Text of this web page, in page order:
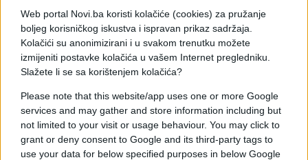
Web portal Novi.ba koristi kolačiće (cookies) za pružanje
boljeg korisničkog iskustva i ispravan prikaz sadržaja.
Kolačići su anonimizirani i u svakom trenutku možete
izmijeniti postavke kolačića u vašem Internet pregledniku.
Slažete li se sa korištenjem kolačića?
Please note that this website/app uses one or more Google
services and may gather and store information including but
not limited to your visit or usage behaviour. You may click to
grant or deny consent to Google and its third-party tags to
use your data for below specified purposes in below Google
Stručnjaci upozoravaju da bi se broj radnih mjesta u
ključnim sektorima mogao dodatno smanjiti.
Poziv na reforme i investicije
promjenom ekonomske politike s jasnim
prioritetima u pogledu konkurentnosti i privrednog
rasta. „Svaki mjesec bez odlučnih strukturnih
reformi koštat će Njemačku daljnjih radnih mjesta i